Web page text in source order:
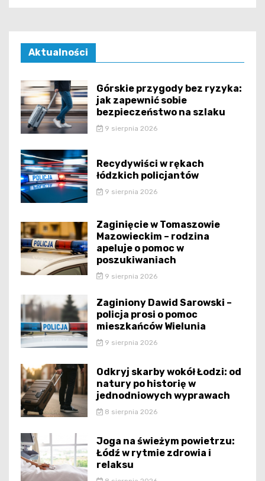
Aktualności
Górskie przygody bez ryzyka:
jak zapewnić sobie
bezpieczeństwo na szlaku
9 sierpnia 2026
Recydywiści w rękach
łódzkich policjantów
9 sierpnia 2026
Zaginięcie w Tomaszowie
Mazowieckim – rodzina
apeluje o pomoc w
poszukiwaniach
9 sierpnia 2026
Zaginiony Dawid Sarowski –
policja prosi o pomoc
mieszkańców Wielunia
9 sierpnia 2026
Odkryj skarby wokół Łodzi: od
natury po historię w
jednodniowych wyprawach
8 sierpnia 2026
Joga na świeżym powietrzu:
Łódź w rytmie zdrowia i
relaksu